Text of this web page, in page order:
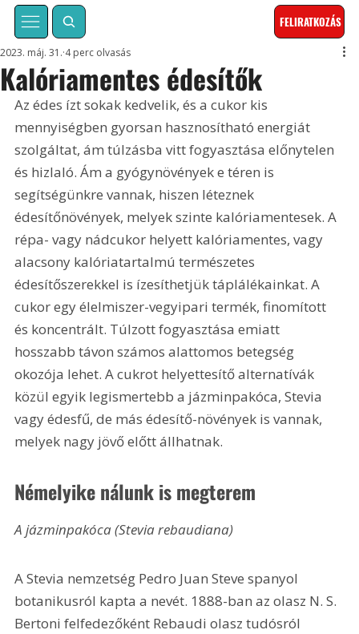
FELIRATKOZÁS
Kalóriamentes édesítők
2023. máj. 31. 4 perc olvasás
Az édes ízt sokak kedvelik, és a cukor kis
mennyiségben gyorsan hasznosítható energiát
szolgáltat, ám túlzásba vitt fogyasztása előnytelen
és hizlaló. Ám a gyógynövények e téren is
segítségünkre vannak, hiszen léteznek
édesítőnövények, melyek szinte kalóriamentesek. A
répa- vagy nádcukor helyett kalóriamentes, vagy
alacsony kalóriatartalmú természetes
édesítőszerekkel is ízesíthetjük táplálékainkat. A
cukor egy élelmiszer-vegyipari termék, finomított
és koncentrált. Túlzott fogyasztása emiatt
hosszabb távon számos alattomos betegség
okozója lehet. A cukrot helyettesítő alternatívák
közül egyik legismertebb a jázminpakóca, Stevia
vagy édesfű, de más édesítő-növények is vannak,
melyek nagy jövő előtt állhatnak.
Némelyike nálunk is megterem
A jázminpakóca (Stevia rebaudiana)
A Stevia nemzetség Pedro Juan Steve spanyol
botanikusról kapta a nevét. 1888-ban az olasz N. S.
Bertoni felfedezőként Rebaudi olasz tudósról